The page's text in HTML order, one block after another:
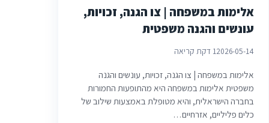
אלימות במשפחה | צו הגנה, זכויות,
עונשים והגנה משפטית
2026-05-141 דקת קריאה
אלימות במשפחה | צו הגנה, זכויות, עונשים והגנה
משפטית אלימות במשפחה היא מהתופעות החמורות
בחברה הישראלית, והיא מטופלת באמצעות שילוב של
כלים פליליים, אזרחיים…